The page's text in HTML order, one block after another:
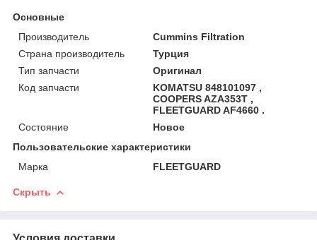
Основные
Производитель
Cummins Filtration
Страна производитель
Турция
Тип запчасти
Оригинал
Код запчасти
KOMATSU 848101097 ,
COOPERS AZA353T ,
FLEETGUARD AF4660 .
Состояние
Новое
Пользовательские характеристики
Марка
FLEETGUARD
Скрыть